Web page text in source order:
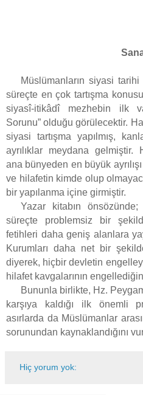
Müslümanların siyasi
süreçte en çok tartışma
siyasî-itikâdî mezhebin ilk
Sorunu” olduğu görülecektir.
siyasi tartışma yapılmış,
ayrılıklar meydana gelmiştir.
ana bünyeden en büyük
ve hilafetin kimde olup
bir yapılanma içine girmiştir.
Yazar kitabın
süreçte problemsiz bir
fetihleri daha geniş alanlara
Kurumları daha net bir
diyerek, hiçbir devletin
hilafet kavgalarının
Bununla birlikte, Hz.
karşıya kaldığı ilk önemli
asırlarda da Müslümanlar
sorunundan kaynaklandığını
Hiç yorum yok: